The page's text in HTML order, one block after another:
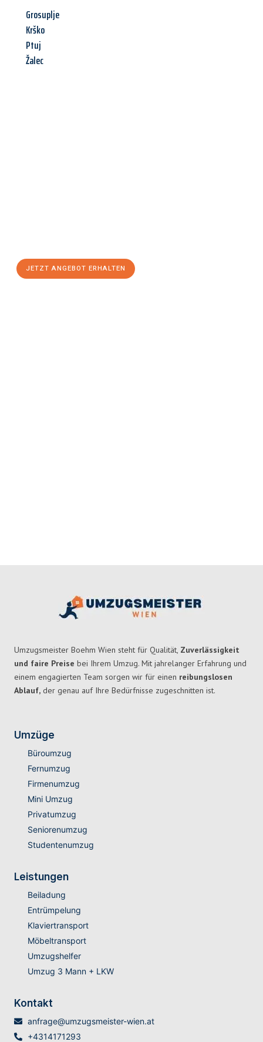
Grosuplje
Krško
Ptuj
Žalec
JETZT ANGEBOT ERHALTEN
Umzugsmeister Boehm Wien steht für Qualität, Zuverlässigkeit
und faire Preise bei Ihrem Umzug. Mit jahrelanger Erfahrung und
einem engagierten Team sorgen wir für einen reibungslosen
Ablauf, der genau auf Ihre Bedürfnisse zugeschnitten ist.
Umzüge
Büroumzug
Fernumzug
Firmenumzug
Mini Umzug
Privatumzug
Seniorenumzug
Studentenumzug
Leistungen
Beiladung
Entrümpelung
Klaviertransport
Möbeltransport
Umzugshelfer
Umzug 3 Mann + LKW
Kontakt
anfrage@umzugsmeister-wien.at
+4314171293